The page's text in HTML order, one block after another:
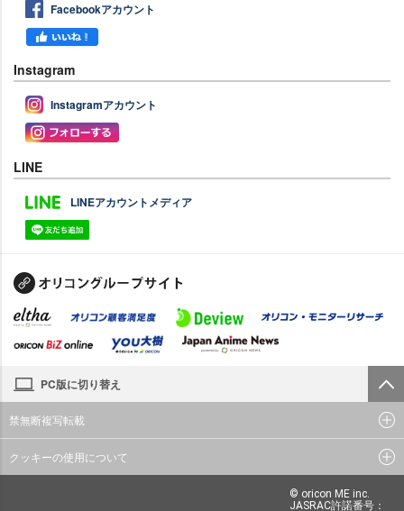
Facebookアカウント
Instagram
Instagramアカウント
LINE
LINEアカウントメディア
PC版に切り替え
禁無断複写転載
クッキーの使用について
© oricon ME inc.
JASRAC許諾番号：